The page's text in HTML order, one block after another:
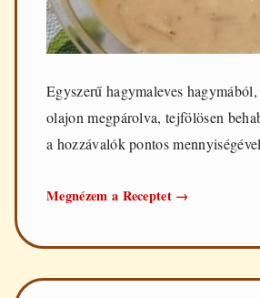
Egyszerű hagymaleves
olajon megpárolva, tejfölösen
a hozzávalók pontos
Megnézem a Receptet Hagymaleves
→